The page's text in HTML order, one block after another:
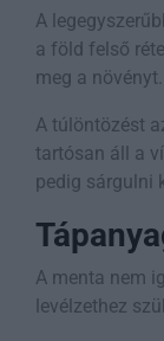
A
a föld felső
meg a növényt.
A túlöntözést
tartósan áll a
pedig sárgulni
A menta nem
levélzethez